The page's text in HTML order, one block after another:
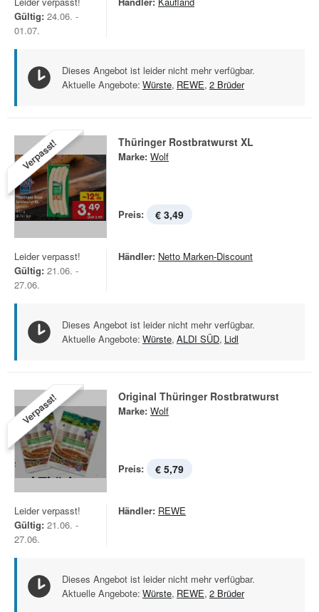
Gültig: 24.06. -
01.07.
Dieses Angebot ist leider nicht mehr verfügbar.
Aktuelle Angebote: Würste, REWE, 2 Brüder
Verpasst! Thüringer Rostbratwurst XL
Marke: Wolf
Preis: € 3,49
Leider verpasst!
Gültig: 21.06. -
27.06.
Händler: Netto Marken-Discount
Dieses Angebot ist leider nicht mehr verfügbar.
Aktuelle Angebote: Würste, ALDI SÜD, Lidl
Verpasst! Original Thüringer Rostbratwurst
Marke: Wolf
Preis: € 5,79
Leider verpasst!
Gültig: 21.06. -
27.06.
Händler: REWE
Dieses Angebot ist leider nicht mehr verfügbar.
Aktuelle Angebote: Würste, REWE, 2 Brüder